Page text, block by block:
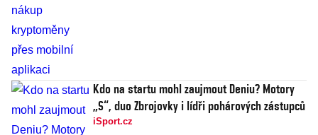
Kdo na startu mohl zaujmout Deniu? Motory
„S“, duo Zbrojovky i lídři pohárových zástupců
iSport.cz